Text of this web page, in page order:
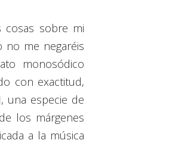
cosas sobre mi
no me negaréis
monosódico
con exactitud,
una especie de
los márgenes
a la música